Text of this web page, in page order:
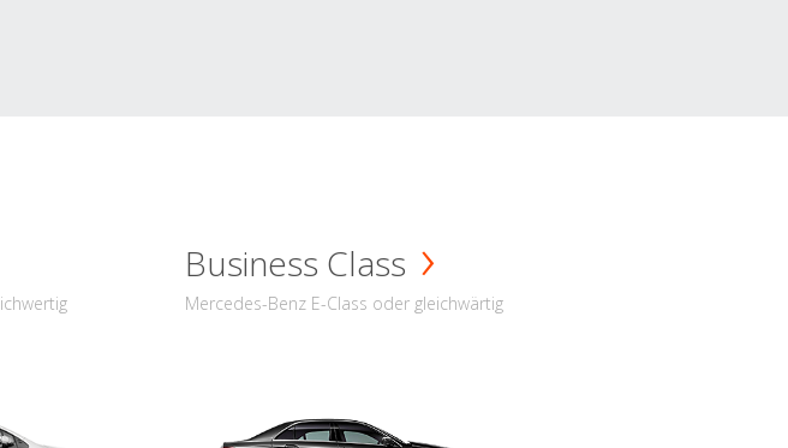
Business Class
Mercedes-Benz E-Class oder gleichwärtig